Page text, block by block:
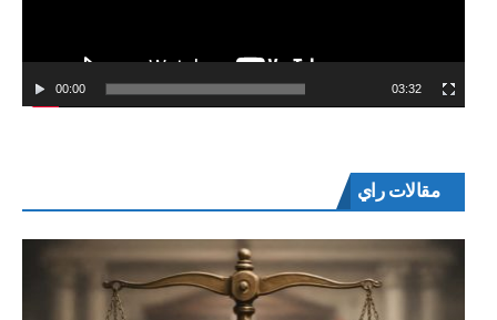
00:00 03:32
مقالات راي